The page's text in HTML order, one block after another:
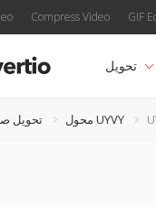
Compress Video GIF
تحويل
تحويل محول UYVY